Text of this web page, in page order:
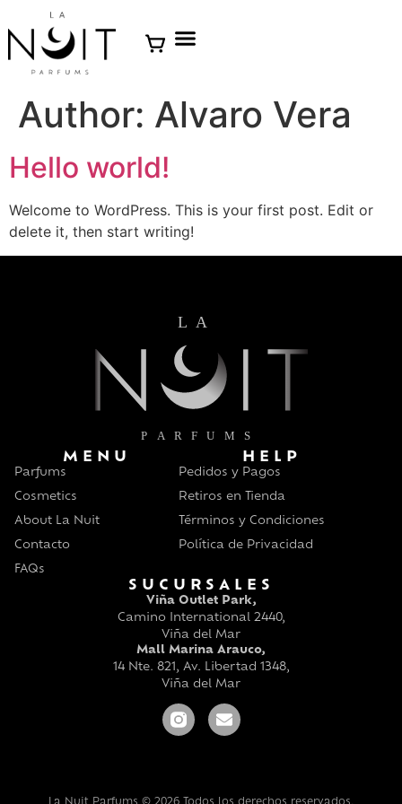
Author: Alvaro Vera
Hello world!
Welcome to WordPress. This is your first post. Edit or
delete it, then start writing!
MENU
Parfums
Cosmetics
About La Nuit
Contacto
FAQs
HELP
Pedidos y Pagos
Retiros en Tienda
Términos y Condiciones
Política de Privacidad
SUCURSALES
Viña Outlet Park,
Camino International 2440,
Viña del Mar
Mall Marina Arauco,
14 Nte. 821, Av. Libertad 1348,
Viña del Mar
La Nuit Parfums © 2026 Todos los derechos reservados.